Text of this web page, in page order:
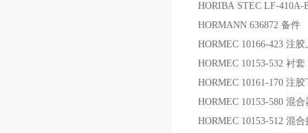
HORIBA STEC LF-410A-
HORMANN 636872 备件
HORMEC 10166-423 注
HORMEC 10153-532 衬套
HORMEC 10161-170 注
HORMEC 10153-580 混
HORMEC 10153-512 混